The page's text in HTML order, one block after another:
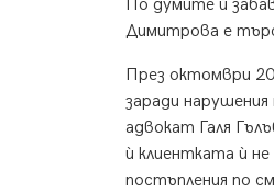
По думите ѝ
Димитрова е
През октомври
заради
адвокат Галя
ѝ клиентката ѝ
постъпления по